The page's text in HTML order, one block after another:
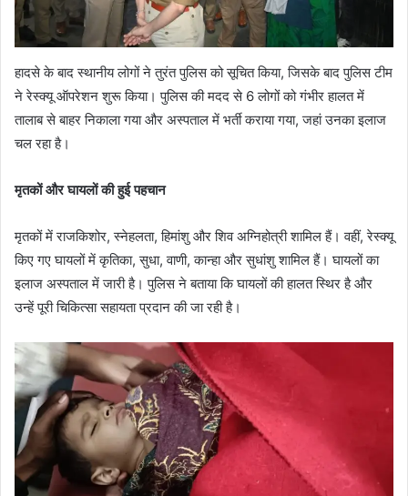
हादसे के बाद स्थानीय लोगों ने तुरंत पुलिस को सूचित किया, जिसके बाद पुलिस टीम
ने रेस्क्यू ऑपरेशन शुरू किया। पुलिस की मदद से 6 लोगों को गंभीर हालत में
तालाब से बाहर निकाला गया और अस्पताल में भर्ती कराया गया, जहां उनका इलाज
चल रहा है।
मृतकों और घायलों की हुई पहचान
मृतकों में राजकिशोर, स्नेहलता, हिमांशु और शिव अग्निहोत्री शामिल हैं। वहीं, रेस्क्यू
किए गए घायलों में कृतिका, सुधा, वाणी, कान्हा और सुधांशु शामिल हैं। घायलों का
इलाज अस्पताल में जारी है। पुलिस ने बताया कि घायलों की हालत स्थिर है और
उन्हें पूरी चिकित्सा सहायता प्रदान की जा रही है।